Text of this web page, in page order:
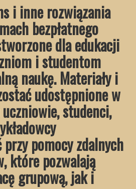
i inne rozwiązania
bezpłatnego
dla edukacji
i studentom
naukę. Materiały i
udostępnione w
studenci,
przy pomocy zdalnych
które pozwalają
grupową, jak i